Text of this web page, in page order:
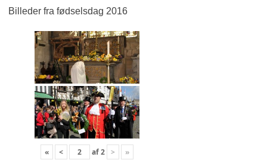
Billeder fra fødselsdag 2016
« < af2 > »